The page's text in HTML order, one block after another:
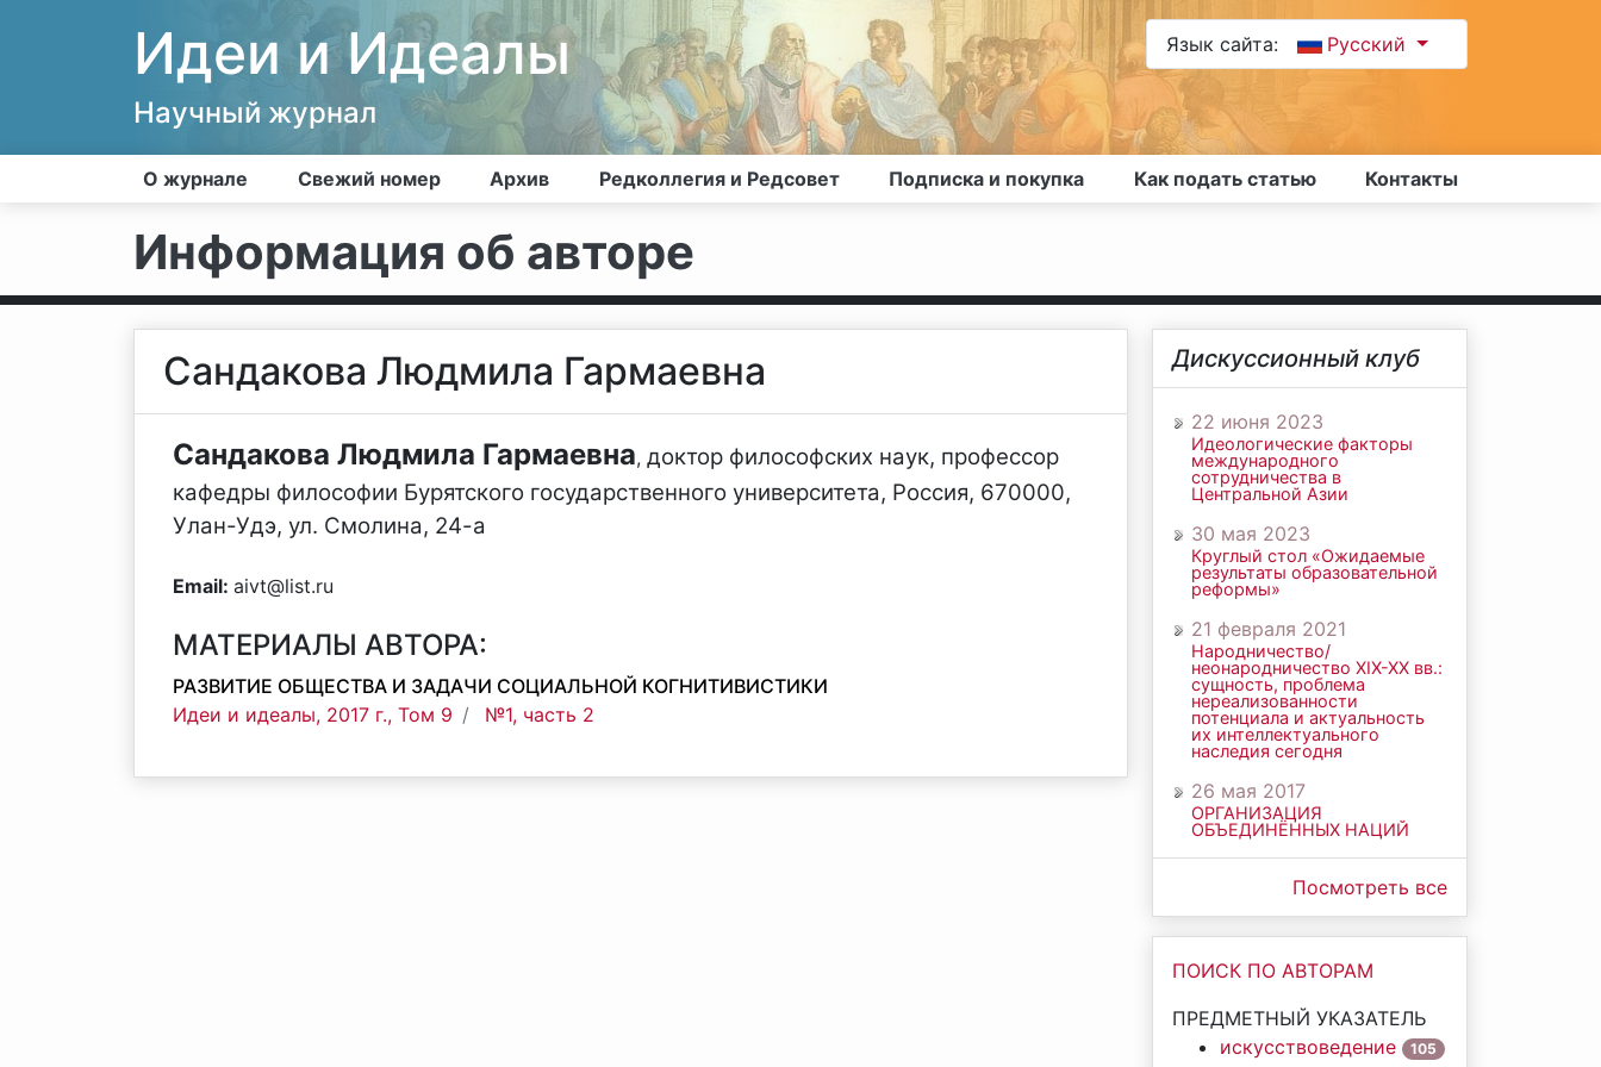
Идеи и Идеалы
Научный журнал
Язык сайта: Русский
О журнале Свежий номер Архив Редколлегия и Редсовет Подписка и покупка Как подать статью Контакты
Информация об авторе
Сандакова Людмила Гармаевна
Сандакова Людмила Гармаевна, доктор философских наук, профессор
кафедры философии Бурятского государственного университета, Россия, 670000,
Улан-Удэ, ул. Смолина, 24-а
Email: aivt@list.ru
МАТЕРИАЛЫ АВТОРА:
РАЗВИТИЕ ОБЩЕСТВА И ЗАДАЧИ СОЦИАЛЬНОЙ КОГНИТИВИСТИКИ
Идеи и идеалы, 2017 г., Том 9
№1, часть 2
Дискуссионный клуб
22 июня 2023
Идеологические факторы
международного
сотрудничества в
Центральной Азии
30 мая 2023
Круглый стол «Ожидаемые
результаты образовательной
реформы»
21 февраля 2021
Народничество/
неонародничество ХIХ-ХХ вв.:
сущность, проблема
нереализованности
потенциала и актуальность
их интеллектуального
наследия сегодня
26 мая 2017
ОРГАНИЗАЦИЯ
ОБЪЕДИНЁННЫХ НАЦИЙ
Посмотреть все
ПОИСК ПО АВТОРАМ
ПРЕДМЕТНЫЙ УКАЗАТЕЛЬ
искусствоведение
105